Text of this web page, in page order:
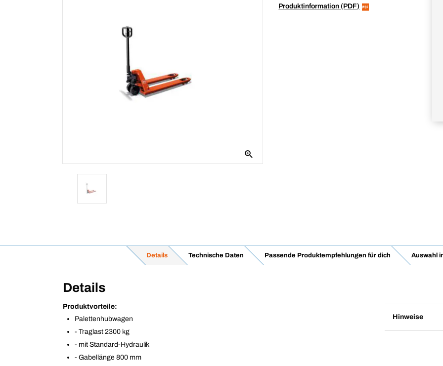
Produktinformation (PDF)
Details Technische Daten Passende Produktempfehlungen für dich Auswahl
Details
Produktvorteile:
Palettenhubwagen
- Traglast 2300 kg
- mit Standard-Hydraulik
- Gabellänge 800 mm
Hinweise